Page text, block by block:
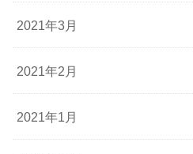
2021年3月
2021年2月
2021年1月